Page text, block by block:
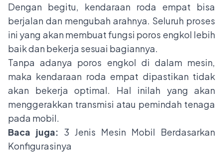
Dengan begitu, kendaraan roda empat bisa
berjalan dan mengubah arahnya. Seluruh proses
ini yang akan membuat fungsi poros engkol lebih
baik dan bekerja sesuai bagiannya.
Tanpa adanya poros engkol di dalam mesin,
maka kendaraan roda empat dipastikan tidak
akan bekerja optimal. Hal inilah yang akan
menggerakkan transmisi atau pemindah tenaga
pada mobil.
Baca juga: 3 Jenis Mesin Mobil Berdasarkan
Konfigurasinya